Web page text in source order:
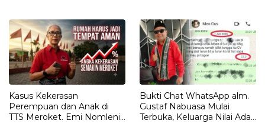
Kasus Kekerasan
Perempuan dan Anak di
TTS Meroket. Emi Nomleni :
Bukti Chat WhatsApp alm.
Gustaf Nabuasa Mulai
Terbuka, Keluarga Nilai Ada